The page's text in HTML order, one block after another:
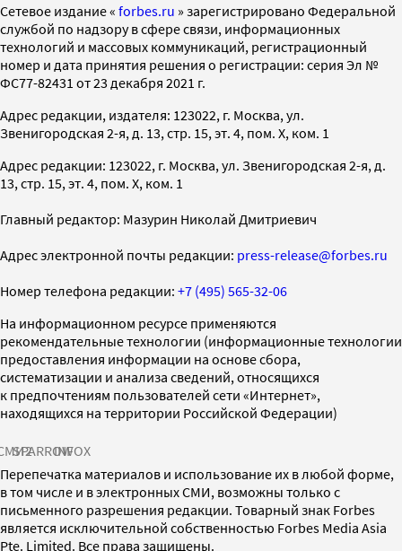
Cетевое издание « forbes.ru » зарегистрировано Федеральной
службой по надзору в сфере связи, информационных
технологий и массовых коммуникаций, регистрационный
номер и дата принятия решения о регистрации: серия Эл №
ФС77-82431 от 23 декабря 2021 г.
Адрес редакции, издателя: 123022, г. Москва, ул.
Звенигородская 2-я, д. 13, стр. 15, эт. 4, пом. X, ком. 1
Адрес редакции: 123022, г. Москва, ул. Звенигородская 2-я, д.
13, стр. 15, эт. 4, пом. X, ком. 1
Главный редактор: Мазурин Николай Дмитриевич
Адрес электронной почты редакции: press-release@forbes.ru
Номер телефона редакции: +7 (495) 565-32-06
На информационном ресурсе применяются
рекомендательные технологии (информационные технологии
предоставления информации на основе сбора,
систематизации и анализа сведений, относящихся
к предпочтениям пользователей сети «Интернет»,
находящихся на территории Российской Федерации)
SPARROWINFOX
Перепечатка материалов и использование их в любой форме,
в том числе и в электронных СМИ, возможны только с
письменного разрешения редакции. Товарный знак Forbes
является исключительной собственностью Forbes Media Asia
Pte. Limited. Все права защищены.